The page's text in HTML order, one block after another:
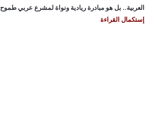
العربية.. بل هو مبادرة ريادية ونواة لمشرع عربي طموح
إستكمال القراءة